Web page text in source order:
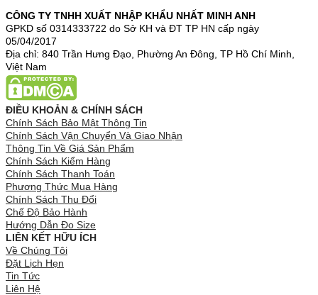
CÔNG TY TNHH XUẤT NHẬP KHẨU NHẤT MINH ANH
GPKD số 0314333722 do Sở KH và ĐT TP HN cấp ngày
05/04/2017
Địa chỉ: 840 Trần Hưng Đạo, Phường An Đông, TP Hồ Chí Minh,
Việt Nam
ĐIỀU KHOẢN & CHÍNH SÁCH
Chính Sách Bảo Mật Thông Tin
Chính Sách Vận Chuyển Và Giao Nhận
Thông Tin Về Giá Sản Phẩm
Chính Sách Kiểm Hàng
Chính Sách Thanh Toán
Phương Thức Mua Hàng
Chính Sách Thu Đổi
Chế Độ Bảo Hành
Hướng Dẫn Đo Size
LIÊN KẾT HỮU ÍCH
Về Chúng Tôi
Đặt Lịch Hẹn
Tin Tức
Liên Hệ